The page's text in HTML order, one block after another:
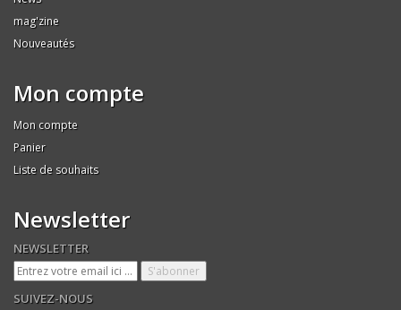
mag'zine
Nouveautés
Mon compte
Mon compte
Panier
Liste de souhaits
Newsletter
NEWSLETTER
SUIVEZ-NOUS